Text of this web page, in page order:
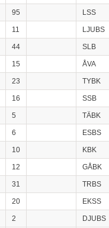
95 LSS
11 LJUBS
44 SLB
15 ÅVA
23 TYBK
16 SSB
5 TÄBK
6 ESBS
10 KBK
12 GÅBK
31 TRBS
20 EKSS
2 DJUBS